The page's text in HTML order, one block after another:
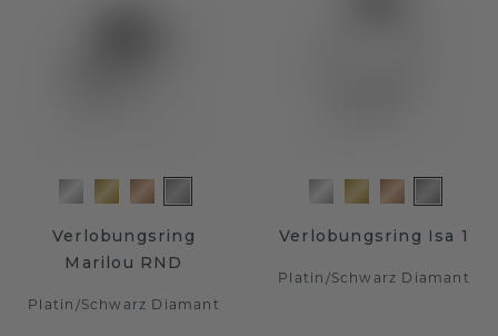
Verlobungsring
Marilou RND
Platin /Schwarz Diamant
Verlobungsring Isa 1
Platin /Schwarz Diamant